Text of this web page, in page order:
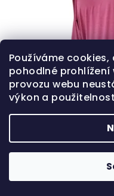
Používáme
pohodlné prohlížení
provozu webu
výkon a